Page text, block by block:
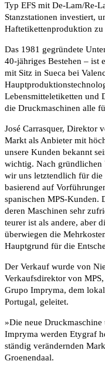
Typ EFS mit De-Lam/Re-
Stanzstationen investiert,
Haftetikettenproduktion zu
Das 1981 gegründete
40-jähriges Bestehen – ist
mit Sitz in Sueca bei
Lebensmitteletiketten und
die Druckmaschinen alle
José Carrasquer, Direktor
Markt als Anbieter mit
unsere Kunden bekannt
wichtig. Nach gründlichen
wir uns letztendlich für die
basierend auf
spanischen MPS-Kunden.
deren Maschinen sehr
teurer ist als andere, aber
überwiegen die
Hauptgrund für die
Der Verkauf wurde von
Verkaufsdirektor von
Grupo Impryma, dem
Portugal, geleitet.
»Die neue
Impryma werden Etygraf
ständig verändernden
Groenendaal.